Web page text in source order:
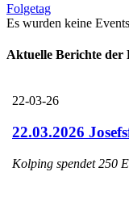
Folgetag
Es wurden keine
Aktuelle Berichte der
22-03-26
22.03.2026
Kolping spendet 250